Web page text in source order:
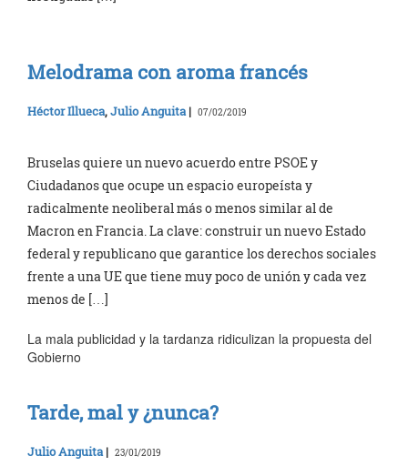
Melodrama con aroma francés
Héctor Illueca,Julio Anguita| 07/02/2019
Bruselas quiere un nuevo acuerdo entre PSOE y
Ciudadanos que ocupe un espacio europeísta y
radicalmente neoliberal más o menos similar al de
Macron en Francia. La clave: construir un nuevo Estado
federal y republicano que garantice los derechos sociales
frente a una UE que tiene muy poco de unión y cada vez
menos de […]
La mala publicidad y la tardanza ridiculizan la propuesta del
Gobierno
Tarde, mal y ¿nunca?
Julio Anguita | 23/01/2019